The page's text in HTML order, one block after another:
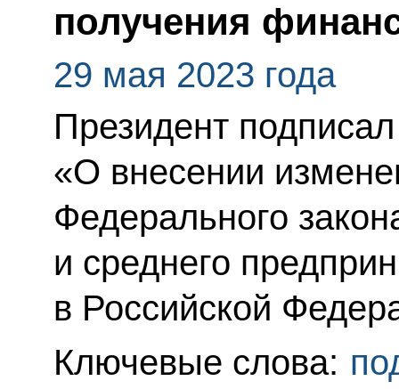
получения
29 мая 2023 года
Президент
«О внесении
Федерального
и среднего
в Российской
Ключевые слова: